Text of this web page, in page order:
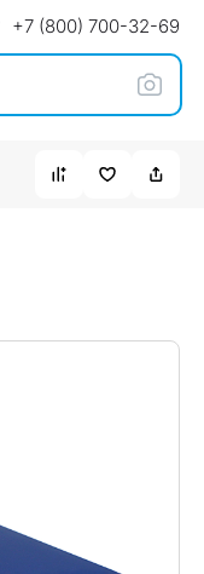
+7 (800) 700-32-69